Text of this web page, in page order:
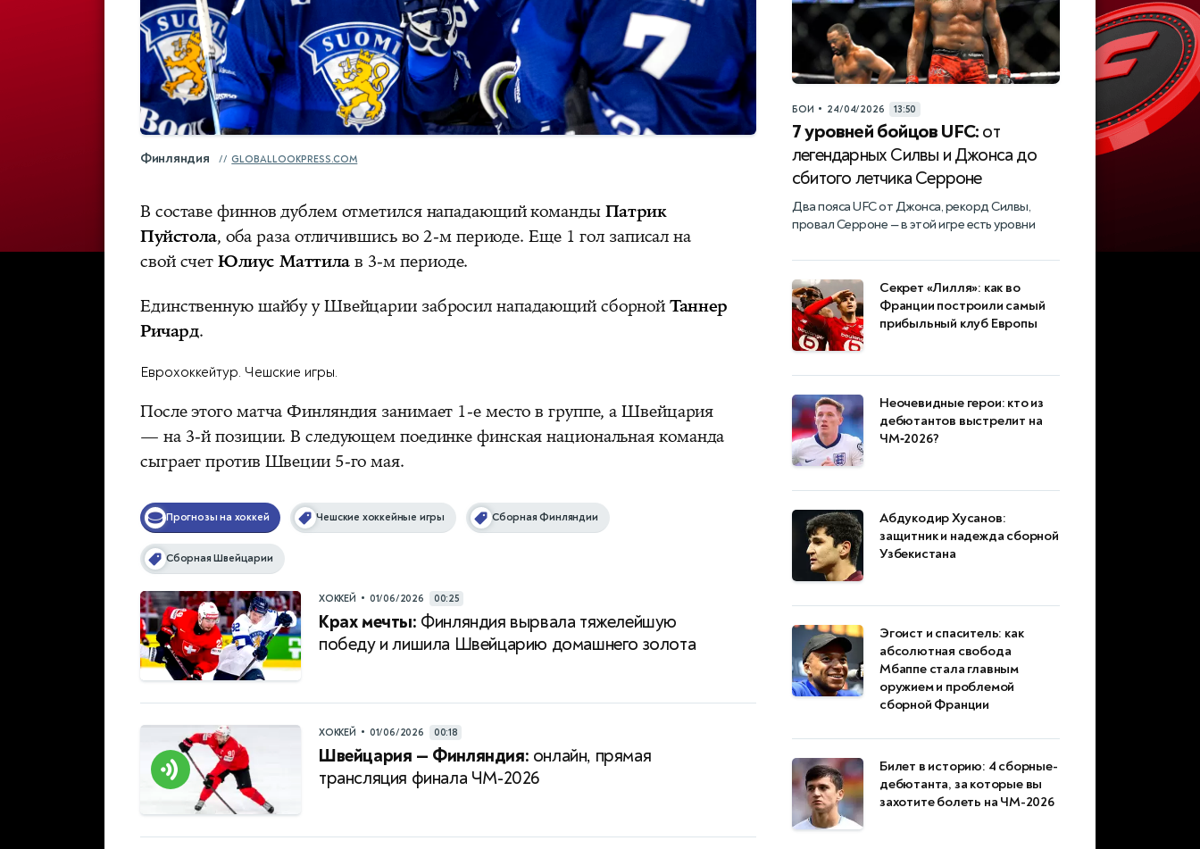
Финляндия GLOBALLOOKPRESS.COM
В составе финнов дублем отметился нападающий командыПатрик
Пуйстола, оба раза отличившись во 2-м периоде. Еще 1 гол записал на
свой счетЮлиус Маттилав 3-м периоде.
Единственную шайбу у Швейцарии забросил нападающий сборнойТаннер
Ричард.
Еврохоккейтур. Чешские игры.
После этого матча Финляндия занимает 1-е место в группе, а Швейцария
— на 3-й позиции. В следующем поединке финская национальная команда
сыграет против Швеции 5-го мая.
Прогнозы на хоккей Чешские хоккейные игры Сборная Финляндии
Сборная Швейцарии
ХОККЕЙ • 01/06/2026 00:25
Крах мечты: Финляндия вырвала тяжелейшую
победу и лишила Швейцарию домашнего золота
ХОККЕЙ • 01/06/2026 00:18
Швейцария — Финляндия: онлайн, прямая
трансляция финала ЧМ-2026
БОИ • 24/04/2026 13:50
7 уровней бойцов UFC: от
легендарных Силвы и Джонса до
сбитого летчика Серроне
Два пояса UFC от Джонса, рекорд Силвы,
провал Серроне — в этой игре есть уровни
Секрет «Лилля»: как во
Франции построили самый
прибыльный клуб Европы
Неочевидные герои: кто из
дебютантов выстрелит на
ЧМ‑2026?
Абдукодир Хусанов:
защитник и надежда сборной
Узбекистана
Эгоист и спаситель: как
абсолютная свобода
Мбаппе стала главным
оружием и проблемой
сборной Франции
Билет в историю: 4 сборные-
дебютанта, за которые вы
захотите болеть на ЧМ-2026